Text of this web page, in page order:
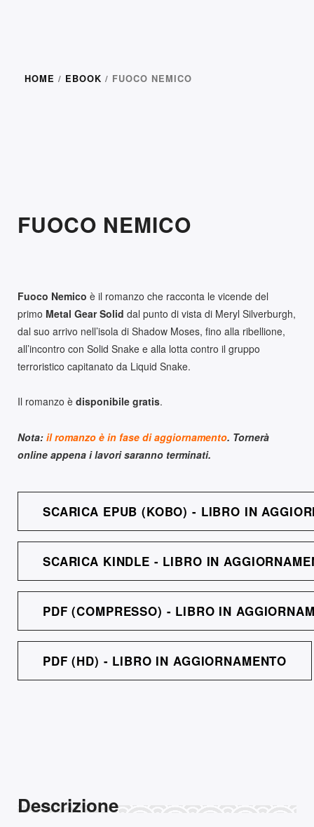
HOME / EBOOK / FUOCO NEMICO
FUOCO NEMICO
Fuoco Nemico è il romanzo che racconta le vicende del
primo Metal Gear Solid dal punto di vista di Meryl Silverburgh,
dal suo arrivo nell’isola di Shadow Moses, fino alla ribellione,
all’incontro con Solid Snake e alla lotta contro il gruppo
terroristico capitanato da Liquid Snake.
Il romanzo è disponibile gratis.
Nota: il romanzo è in fase di aggiornamento. Tornerà
online appena i lavori saranno terminati.
SCARICA EPUB (KOBO) - LIBRO IN
SCARICA KINDLE - LIBRO IN
PDF (COMPRESSO) - LIBRO IN
PDF (HD) - LIBRO IN AGGIORNAMENTO
Descrizione